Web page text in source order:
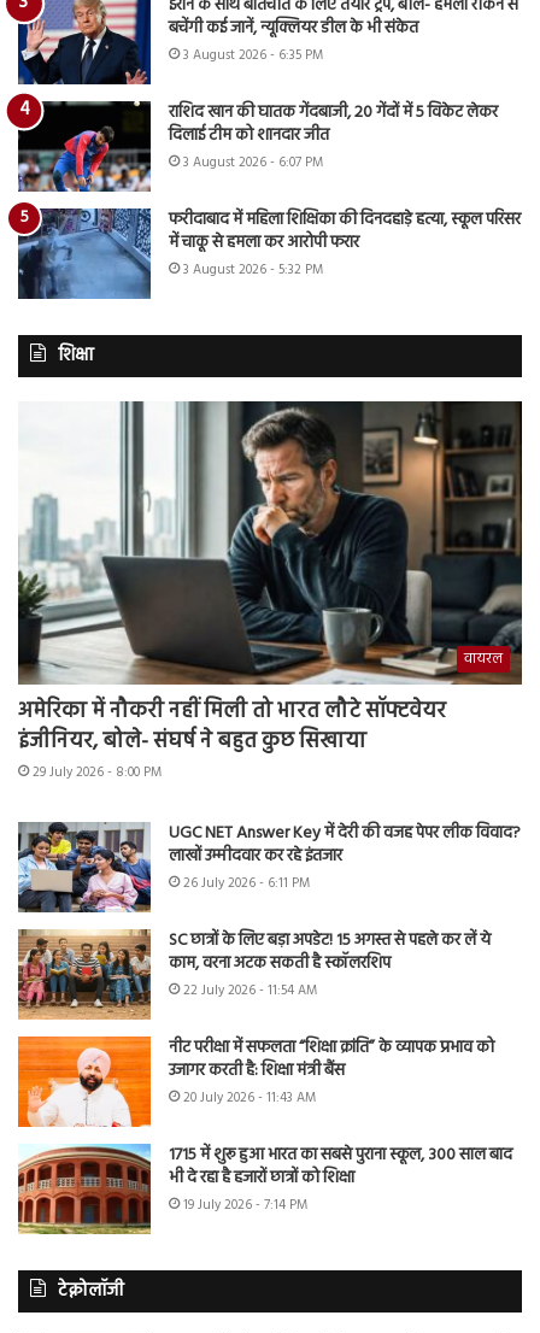
बचेंगी कई जानें, न्यूक्लियर डील के भी संकेत
3 August 2026 - 6:35 PM
राशिद खान की घातक गेंदबाजी, 20 गेंदों में 5 विकेट लेकर
दिलाई टीम को शानदार जीत
3 August 2026 - 6:07 PM
फरीदाबाद में महिला शिक्षिका की दिनदहाड़े हत्या, स्कूल परिसर
में चाकू से हमला कर आरोपी फरार
3 August 2026 - 5:32 PM
शिक्षा
वायरल
अमेरिका में नौकरी नहीं मिली तो भारत लौटे सॉफ्टवेयर
इंजीनियर, बोले- संघर्ष ने बहुत कुछ सिखाया
29 July 2026 - 8:00 PM
UGC NET Answer Key में देरी की वजह पेपर लीक विवाद?
लाखों उम्मीदवार कर रहे इंतजार
26 July 2026 - 6:11 PM
SC छात्रों के लिए बड़ा अपडेट! 15 अगस्त से पहले कर लें ये
काम, वरना अटक सकती है स्कॉलरशिप
22 July 2026 - 11:54 AM
नीट परीक्षा में सफलता “शिक्षा क्रांति” के व्यापक प्रभाव को
उजागर करती है: शिक्षा मंत्री बैंस
20 July 2026 - 11:43 AM
1715 में शुरू हुआ भारत का सबसे पुराना स्कूल, 300 साल बाद
भी दे रहा है हजारों छात्रों को शिक्षा
19 July 2026 - 7:14 PM
टेक्नोलॉजी